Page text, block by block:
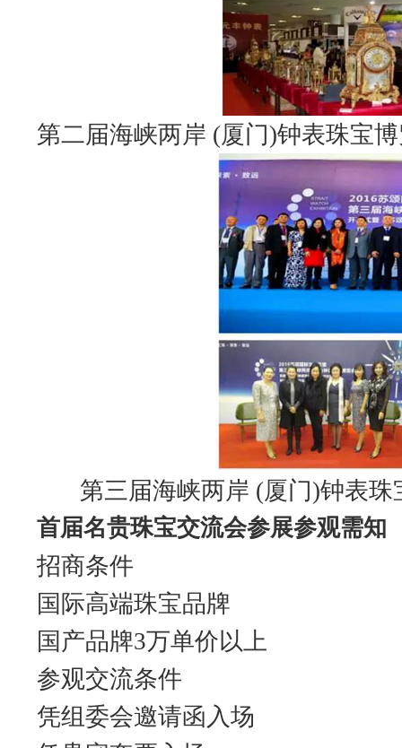
第二届海峡两岸 (厦门)钟表珠宝
第三届海峡两岸 (厦门)钟表珠
首届名贵珠宝交流会参展参观需知
招商条件
国际高端珠宝品牌
国产品牌3万单价以上
参观交流条件
凭组委会邀请函入场